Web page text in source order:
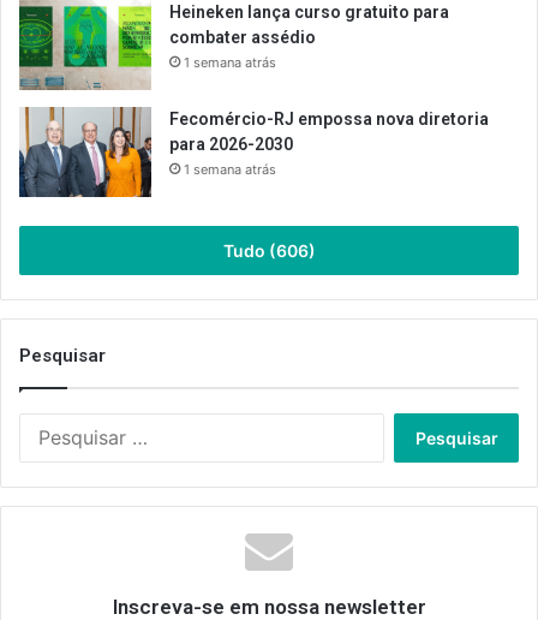
Heineken lança curso gratuito para
combater assédio
1 semana atrás
Fecomércio-RJ empossa nova diretoria
para 2026-2030
1 semana atrás
Tudo (606)
Pesquisar
Inscreva-se em nossa newsletter